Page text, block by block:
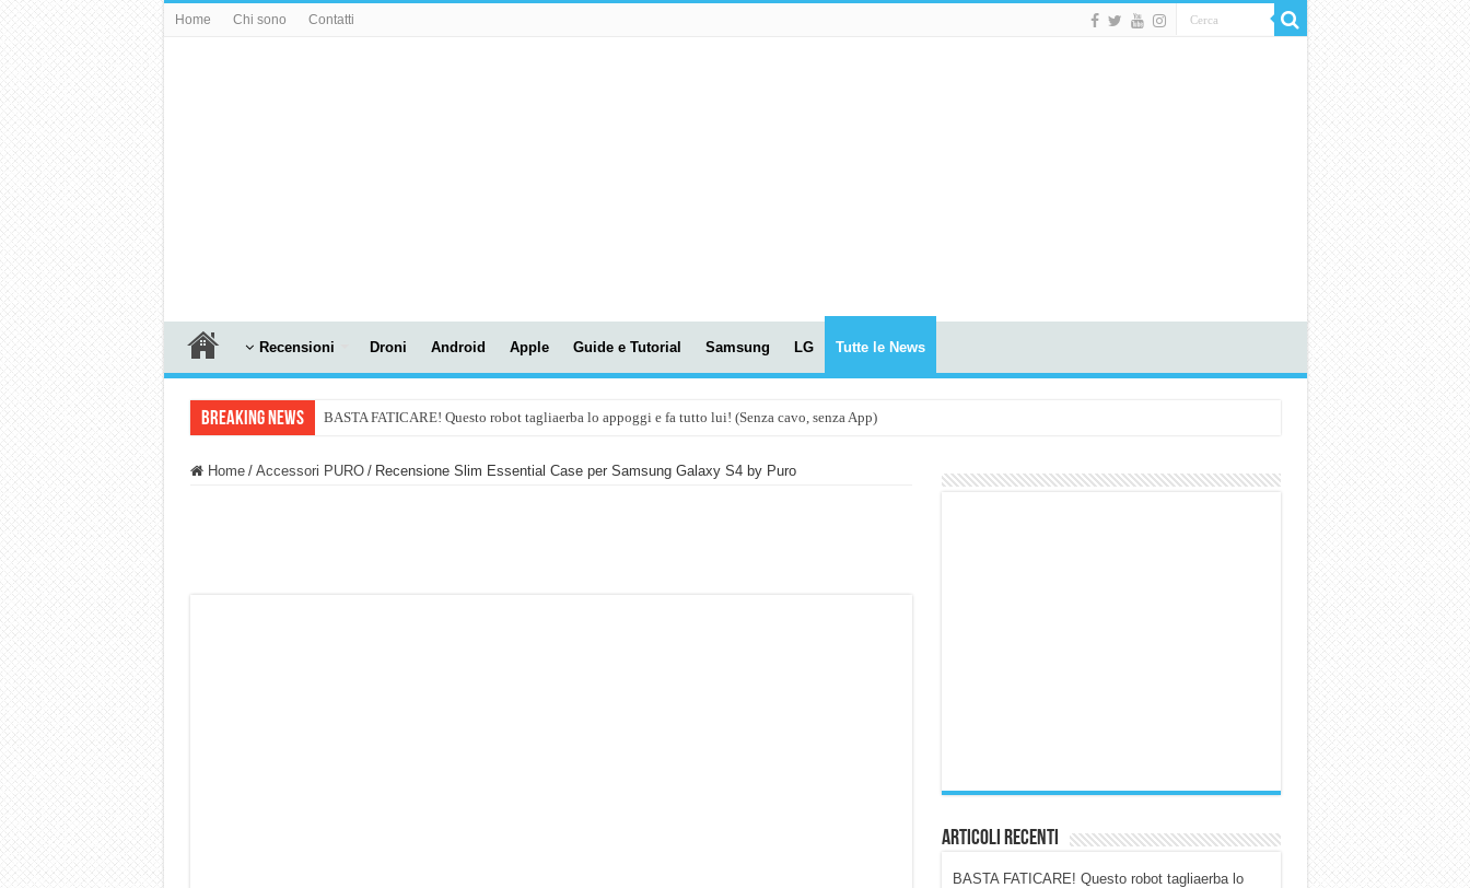
Home Chi sono Contatti
Recensioni Droni Android Apple Guide e Tutorial Samsung LG Tutte le News
Breaking News BASTA FATICARE! Questo robot tagliaerba lo appoggi e fa tutto lui! (Senza cavo, senza App)
Home / Accessori PURO / Recensione Slim Essential Case per Samsung Galaxy S4 by Puro
Articoli Recenti
BASTA FATICARE! Questo robot tagliaerba lo